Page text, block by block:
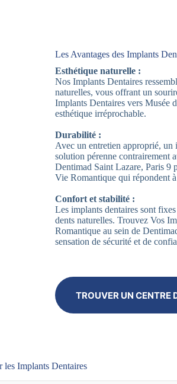
Les Avantages des Implants
Esthétique naturelle :
Nos Implants Dentaires
naturelles, vous offrant un
Implants Dentaires vers Musée
esthétique irréprochable.
Durabilité :
Avec un entretien approprié,
solution pérenne contrairement
Dentimad Saint Lazare, Paris 9
Vie Romantique qui répondent à
Confort et stabilité :
Les implants dentaires sont
dents naturelles. Trouvez Vos
Romantique au sein de
sensation de sécurité et de
TROUVER UN CENTRE
les Implants Dentaires